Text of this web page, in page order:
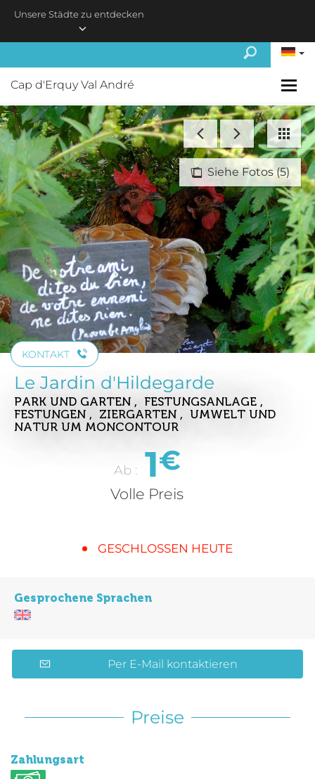
Unsere Städte zu entdecken
Cap d'Erquy Val André
Siehe Fotos (5)
KONTAKT
Le Jardin d'Hildegarde
PARK UND GARTEN , FESTUNGSANLAGE ,
FESTUNGEN , ZIERGARTEN , UMWELT UND
NATUR UM MONCONTOUR
Ab : 1€
Volle Preis
GESCHLOSSEN HEUTE
Gesprochene Sprachen
Per E-Mail kontaktieren
Preise
Zahlungsart